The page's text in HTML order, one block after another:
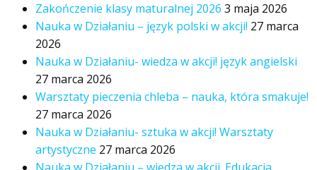
Zakończenie klasy maturalnej 2026 3 maja 2026
Nauka w Działaniu – język polski w akcji! 27 marca
2026
Nauka w Działaniu- wiedza w akcji! język angielski
27 marca 2026
Warsztaty pieczenia chleba – nauka, która smakuje!
27 marca 2026
Nauka w Działaniu- sztuka w akcji! Warsztaty
artystyczne 27 marca 2026